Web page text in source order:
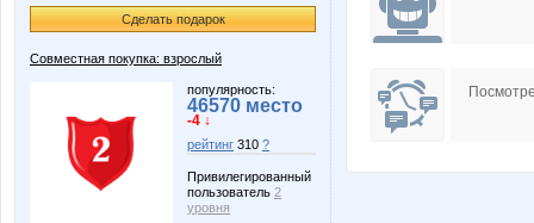
Сделать подарок
Совместная покупка: взрослый
популярность:
46570 место
-4 ↓
рейтинг 310 ?
Привилегированный
пользователь 2
уровня